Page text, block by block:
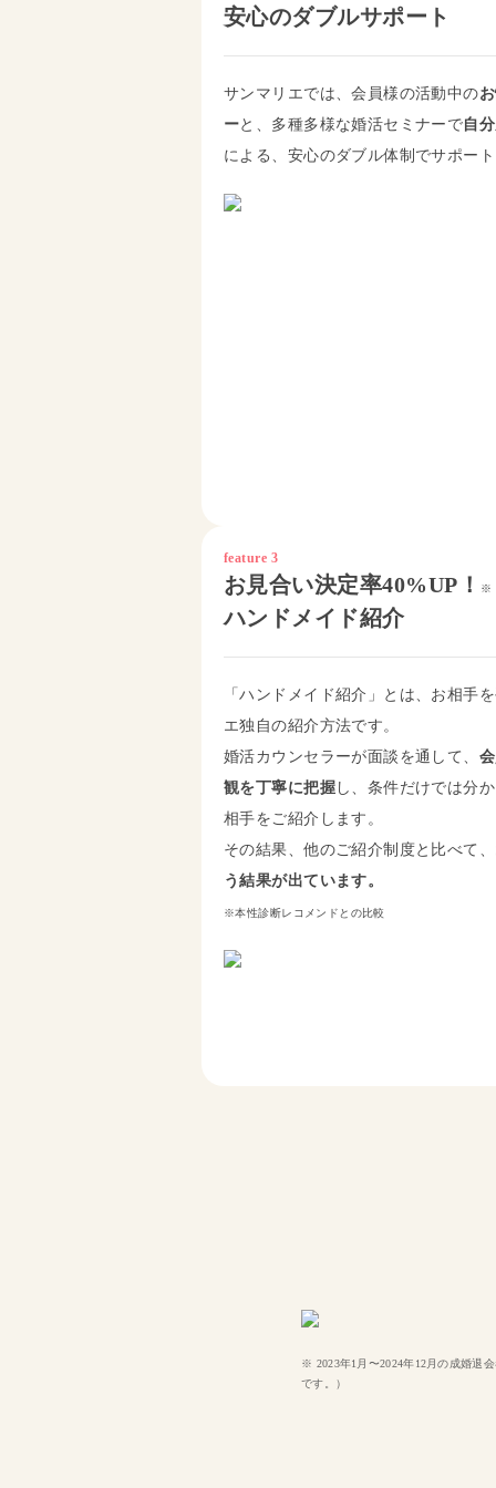
安心のダブルサポート
サンマリエでは、会員様の活動中の
ーと、多種多様な婚活セミナーで自
による、安心のダブル体制でサポート
feature 3
お見合い決定率40%UP！ ※
ハンドメイド紹介
「ハンドメイド紹介」とは、お相手
エ独自の紹介方法です。
婚活カウンセラーが面談を通して、
観を丁寧に把握し、条件だけでは分
相手をご紹介します。
その結果、他のご紹介制度と比べて、
う結果が出ています。
※本性診断レコメンドとの比較
※ 2023年1月〜2024年12月の成婚退
です。）